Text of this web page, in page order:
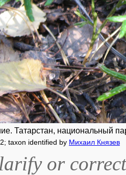
Татарстан, национальный
; taxon identified by Михаил Князев
or